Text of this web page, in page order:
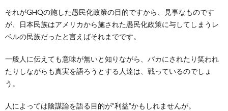
それがGHQの施した愚民化政策の目的ですから、見事なものです
が、日本民族はアメリカから施された愚民化政策に与してしまうレ
ベルの民族だったと言えばそれまでです。
一般人に伝えても意味が無いと知りながら、バカにされたり笑われ
たりしながらも真実を語ろうとする人達は、戦っているのでしょ
う。
人によっては陰謀論を語る目的が”利益”かもしれませんが。